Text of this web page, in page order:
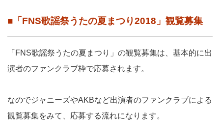
■「FNS歌謡祭うたの夏まつり2018」観覧募集
「FNS歌謡祭うたの夏まつり」の観覧募集は、基本的に出
演者のファンクラブ枠で応募されます。
なのでジャニーズやAKBなど出演者のファンクラブによる
観覧募集をみて、応募する流れになります。